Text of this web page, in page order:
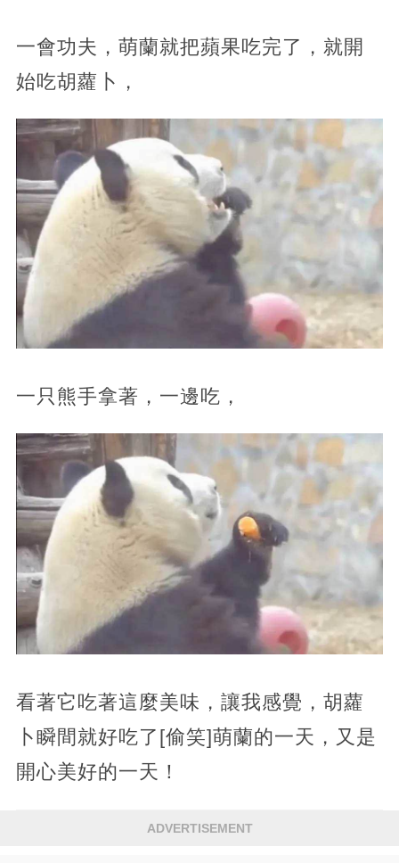
一會功夫，萌蘭就把蘋果吃完了，就開
始吃胡蘿卜，
一只熊手拿著，一邊吃，
看著它吃著這麼美味，讓我感覺，胡蘿
卜瞬間就好吃了[偷笑]萌蘭的一天，又是
開心美好的一天！
ADVERTISEMENT